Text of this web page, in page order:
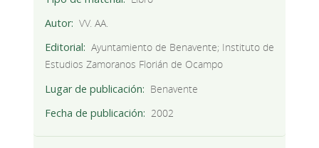
Autor
VV. AA.
Editorial
Ayuntamiento de Benavente; Instituto de
Estudios Zamoranos Florián de Ocampo
Lugar de publicación
Benavente
Fecha de publicación
2002